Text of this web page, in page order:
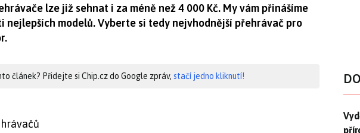
lze již sehnat i za méně než 4 000 Kč. My vám přinášíme
nejlepších modelů. Vyberte si tedy nejvhodnější přehrávač pro
článek? Přidejte si Chip.cz do Google zpráv, stačí jedno kliknutí!